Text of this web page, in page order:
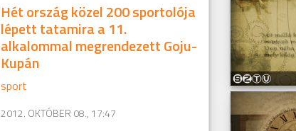
Hét ország közel 200 sportolója
lépett tatamira a 11.
alkalommal megrendezett Goju-
Kupán
sport
2012. OKTÓBER 08., 17:47